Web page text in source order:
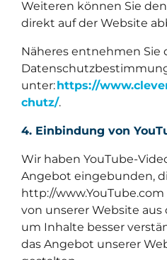
Weiteren können Sie
direkt auf der Website
Näheres entnehmen Sie
unter:https://
chutz/.
4. Einbindung von
Wir haben YouTube-
Angebot eingebunden,
http://
von unserer Website
um Inhalte besser
das Angebot unserer